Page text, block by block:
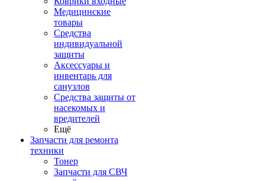
Медицинские
товары
Средства
индивидуальной
защиты
Аксессуары и
инвентарь для
санузлов
Средства защиты от
насекомых и
вредителей
Ещё
Запчасти для ремонта
техники
Тонер
Запчасти для СВЧ